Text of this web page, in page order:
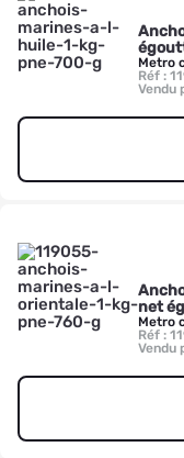
Metro
Réf :
Vendu
net
Metro
Réf :
Vendu